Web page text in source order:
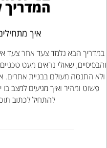
איך
במדריך הבא נלמד צעד אחר צעד
והבסיסיים, שאולי נראים מעט
ולא התנסה מעולם בבניית אתרים.
פשוט ומהיר ואיך מגיעים למצב
להתחיל לכתוב